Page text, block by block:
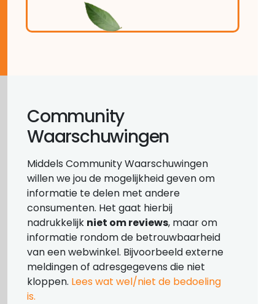
Community
Waarschuwingen
Middels Community Waarschuwingen
willen we jou de mogelijkheid geven om
informatie te delen met andere
consumenten. Het gaat hierbij
nadrukkelijk niet om reviews, maar om
informatie rondom de betrouwbaarheid
van een webwinkel. Bijvoorbeeld externe
meldingen of adresgegevens die niet
kloppen. Lees wat wel/niet de bedoeling
is.